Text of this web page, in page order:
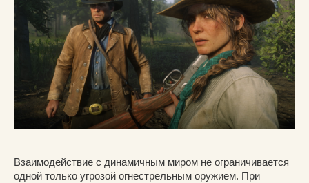
Взаимодействие с динамичным миром не ограничивается
одной только угрозой огнестрельным оружием. При